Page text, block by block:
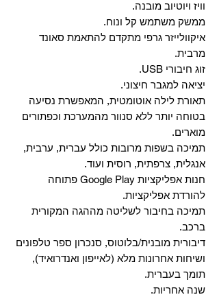
וויז ויוטיוב מובנה.
ממשק משתמש קל ונוח.
איקוולייזר גרפי מתקדם להתאמת סאונד
מרבית.
זוג חיבורי USB.
יציאה למגבר חיצוני.
תאורת לילה אוטומטית, המאפשרת נסיעה
בטוחה יותר ללא סנוור מהמערכת וכפתורים
מוארים.
תמיכה בשפות מרובות כולל עברית, ערבית,
אנגלית, צרפתית, רוסית ועוד.
‏חנות אפליקציות Google Play פתוחה
להורדת אפליקציות.
‏תמיכה בחיבור לשליטה מההגה המקורית
ברכב.
‏דיבורית מובנית/בלוטוס, ‏סנכרון ספר טלפונים
ושיחות אחרונות מלא (לאייפון ואנדרואיד),
תומך בעברית.
שנה אחריות.